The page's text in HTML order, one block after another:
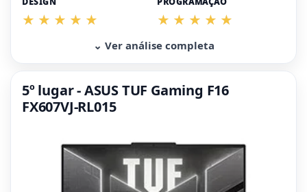
⌄ Ver análise completa
5º lugar - ASUS TUF Gaming F16
FX607VJ-RL015